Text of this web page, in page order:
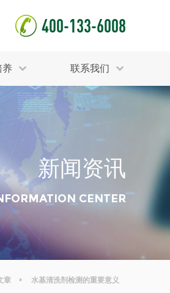
400-133-6008
养 联系我们
境与振动检测
定
检测
测
测
光伏检测
新闻资讯
CENTER
章 水基清洗剂检测的重要意义